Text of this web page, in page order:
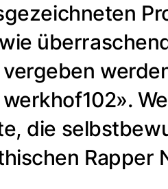
die
Rapper